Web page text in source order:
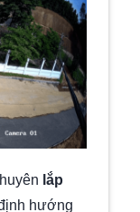
lắp
hướng